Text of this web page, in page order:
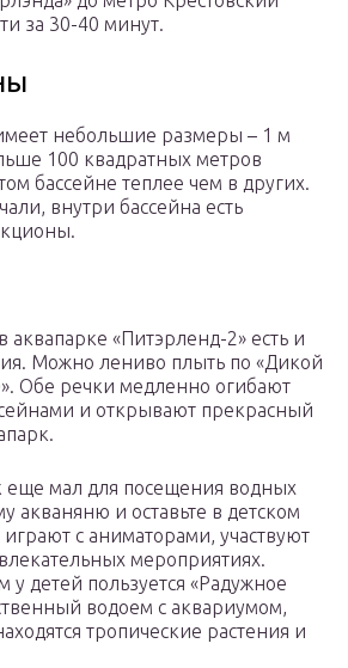
за 30-40 минут.
небольшие размеры – 1 м
100 квадратных метров
бассейне теплее чем в других.
внутри бассейна есть
аквапарке «Питэрленд-2» есть и
Можно лениво плыть по «Дикой
Обе речки медленно огибают
и открывают прекрасный
еще мал для посещения водных
акваняню и оставьте в детском
с аниматорами, участвуют
мероприятиях.
детей пользуется «Радужное
водоем с аквариумом,
тропические растения и